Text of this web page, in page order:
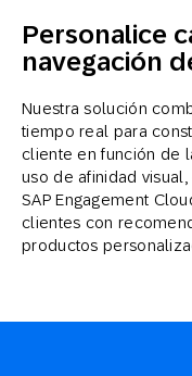
Personalice
navegación
Nuestra solución
tiempo real para
cliente en función de
uso de afinidad
SAP Engagement
clientes con
productos